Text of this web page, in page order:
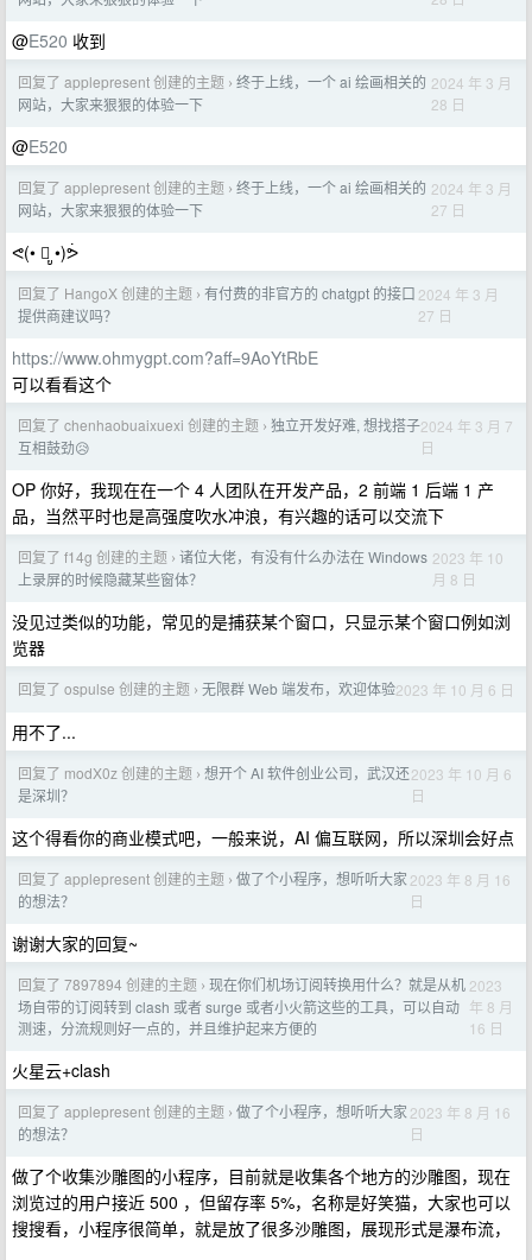
@E520 收到
回复了 applepresent 创建的主题 › 终于上线，一个 ai 绘画相关的
网站，大家来狠狠的体验一下
2024 年 3 月
28 日
@E520
回复了 applepresent 创建的主题 › 终于上线，一个 ai 绘画相关的
网站，大家来狠狠的体验一下
2024 年 3 月
27 日
ᕙ(• ॒ ູ•)ᕘ
回复了 HangoX 创建的主题 › 有付费的非官方的 chatgpt 的接口
提供商建议吗？
2024 年 3 月
27 日
https://www.ohmygpt.com?aff=9AoYtRbE
可以看看这个
回复了 chenhaobuaixuexi 创建的主题 › 独立开发好难, 想找搭子
互相鼓劲😥
2024 年 3 月 7
日
OP 你好，我现在在一个 4 人团队在开发产品，2 前端 1 后端 1 产
品，当然平时也是高强度吹水冲浪，有兴趣的话可以交流下
回复了 f14g 创建的主题 › 诸位大佬，有没有什么办法在 Windows
上录屏的时候隐藏某些窗体？
2023 年 10
月 8 日
没见过类似的功能，常见的是捕获某个窗口，只显示某个窗口例如浏
览器
回复了 ospulse 创建的主题 › 无限群 Web 端发布，欢迎体验2023 年 10 月 6 日
用不了...
回复了 modX0z 创建的主题 › 想开个 AI 软件创业公司，武汉还
是深圳？
2023 年 10 月 6
日
这个得看你的商业模式吧，一般来说，AI 偏互联网，所以深圳会好点
回复了 applepresent 创建的主题 › 做了个小程序，想听听大家
的想法？
2023 年 8 月 16
日
谢谢大家的回复~
回复了 7897894 创建的主题 › 现在你们机场订阅转换用什么？就是从机
场自带的订阅转到 clash 或者 surge 或者小火箭这些的工具，可以自动
测速，分流规则好一点的，并且维护起来方便的
2023
年 8 月
16 日
火星云+clash
回复了 applepresent 创建的主题 › 做了个小程序，想听听大家
的想法？
2023 年 8 月 16
日
做了个收集沙雕图的小程序，目前就是收集各个地方的沙雕图，现在
浏览过的用户接近 500 ，但留存率 5%，名称是好笑猫，大家也可以
搜搜看，小程序很简单，就是放了很多沙雕图，展现形式是瀑布流，